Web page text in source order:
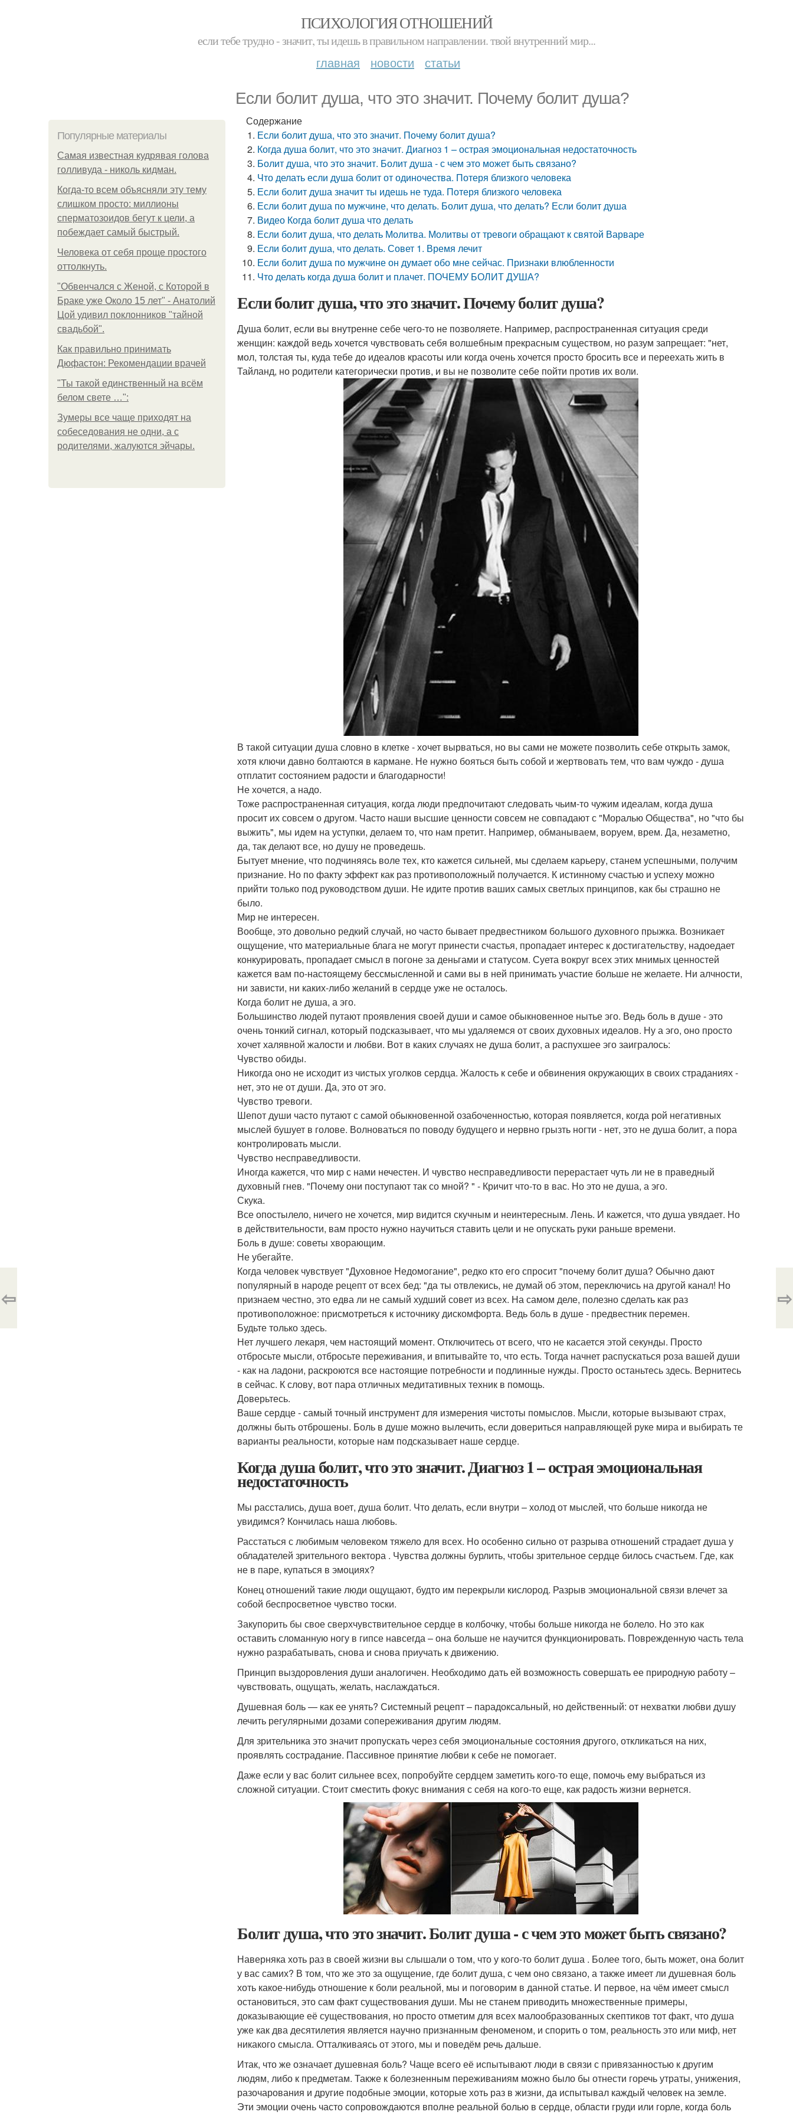
ПСИХОЛОГИЯ ОТНОШЕНИЙ
если тебе трудно - значит, ты идешь в правильном направлении. твой внутренний мир...
главная новости статьи
Если болит душа, что это значит. Почему болит душа?
Популярные материалы
Самая известная кудрявая голова
голливуда - николь кидман.
Когда-то всем объясняли эту тему
слишком просто: миллионы
сперматозоидов бегут к цели, а
побеждает самый быстрый.
Человека от себя проще простого
оттолкнуть.
"Обвенчался с Женой, с Которой в
Браке уже Около 15 лет" - Анатолий
Цой удивил поклонников "тайной
свадьбой".
Как правильно принимать
Дюфастон: Рекомендации врачей
"Ты такой единственный на всём
белом свете …":
Зумеры все чаще приходят на
собеседования не одни, а с
родителями, жалуются эйчары.
Содержание
Если болит душа, что это значит. Почему болит душа?
Когда душа болит, что это значит. Диагноз 1 – острая эмоциональная недостаточность
Болит душа, что это значит. Болит душа - с чем это может быть связано?
Что делать если душа болит от одиночества. Потеря близкого человека
Если болит душа значит ты идешь не туда. Потеря близкого человека
Если болит душа по мужчине, что делать. Болит душа, что делать? Если болит душа
Видео Когда болит душа что делать
Если болит душа, что делать Молитва. Молитвы от тревоги обращают к святой Варваре
Если болит душа, что делать. Совет 1. Время лечит
Если болит душа по мужчине он думает обо мне сейчас. Признаки влюбленности
Что делать когда душа болит и плачет. ПОЧЕМУ БОЛИТ ДУША?
Если болит душа, что это значит. Почему болит душа?
Душа болит, если вы внутренне себе чего-то не позволяете. Например, распространенная ситуация среди
женщин: каждой ведь хочется чувствовать себя волшебным прекрасным существом, но разум запрещает: "нет,
мол, толстая ты, куда тебе до идеалов красоты или когда очень хочется просто бросить все и переехать жить в
Тайланд, но родители категорически против, и вы не позволите себе пойти против их воли.
В такой ситуации душа словно в клетке - хочет вырваться, но вы сами не можете позволить себе открыть замок,
хотя ключи давно болтаются в кармане. Не нужно бояться быть собой и жертвовать тем, что вам чуждо - душа
отплатит состоянием радости и благодарности!
Не хочется, а надо.
Тоже распространенная ситуация, когда люди предпочитают следовать чьим-то чужим идеалам, когда душа
просит их совсем о другом. Часто наши высшие ценности совсем не совпадают с "Моралью Общества", но "что бы
выжить", мы идем на уступки, делаем то, что нам претит. Например, обманываем, воруем, врем. Да, незаметно,
да, так делают все, но душу не проведешь.
Бытует мнение, что подчиняясь воле тех, кто кажется сильней, мы сделаем карьеру, станем успешными, получим
признание. Но по факту эффект как раз противоположный получается. К истинному счастью и успеху можно
прийти только под руководством души. Не идите против ваших самых светлых принципов, как бы страшно не
было.
Мир не интересен.
Вообще, это довольно редкий случай, но часто бывает предвестником большого духовного прыжка. Возникает
ощущение, что материальные блага не могут принести счастья, пропадает интерес к достигательству, надоедает
конкурировать, пропадает смысл в погоне за деньгами и статусом. Суета вокруг всех этих мнимых ценностей
кажется вам по-настоящему бессмысленной и сами вы в ней принимать участие больше не желаете. Ни алчности,
ни зависти, ни каких-либо желаний в сердце уже не осталось.
Когда болит не душа, а эго.
Большинство людей путают проявления своей души и самое обыкновенное нытье эго. Ведь боль в душе - это
очень тонкий сигнал, который подсказывает, что мы удаляемся от своих духовных идеалов. Ну а эго, оно просто
хочет халявной жалости и любви. Вот в каких случаях не душа болит, а распухшее эго заигралось:
Чувство обиды.
Никогда оно не исходит из чистых уголков сердца. Жалость к себе и обвинения окружающих в своих страданиях -
нет, это не от души. Да, это от эго.
Чувство тревоги.
Шепот души часто путают с самой обыкновенной озабоченностью, которая появляется, когда рой негативных
мыслей бушует в голове. Волноваться по поводу будущего и нервно грызть ногти - нет, это не душа болит, а пора
контролировать мысли.
Чувство несправедливости.
Иногда кажется, что мир с нами нечестен. И чувство несправедливости перерастает чуть ли не в праведный
духовный гнев. "Почему они поступают так со мной? " - Кричит что-то в вас. Но это не душа, а эго.
Скука.
Все опостылело, ничего не хочется, мир видится скучным и неинтересным. Лень. И кажется, что душа увядает. Но
в действительности, вам просто нужно научиться ставить цели и не опускать руки раньше времени.
Боль в душе: советы хворающим.
Не убегайте.
Когда человек чувствует "Духовное Недомогание", редко кто его спросит "почему болит душа? Обычно дают
популярный в народе рецепт от всех бед: "да ты отвлекись, не думай об этом, переключись на другой канал! Но
признаем честно, это едва ли не самый худший совет из всех. На самом деле, полезно сделать как раз
противоположное: присмотреться к источнику дискомфорта. Ведь боль в душе - предвестник перемен.
Будьте только здесь.
Нет лучшего лекаря, чем настоящий момент. Отключитесь от всего, что не касается этой секунды. Просто
отбросьте мысли, отбросьте переживания, и впитывайте то, что есть. Тогда начнет распускаться роза вашей души
- как на ладони, раскроются все настоящие потребности и подлинные нужды. Просто останьтесь здесь. Вернитесь
в сейчас. К слову, вот пара отличных медитативных техник в помощь.
Доверьтесь.
Ваше сердце - самый точный инструмент для измерения чистоты помыслов. Мысли, которые вызывают страх,
должны быть отброшены. Боль в душе можно вылечить, если довериться направляющей руке мира и выбирать те
варианты реальности, которые нам подсказывает наше сердце.
Когда душа болит, что это значит. Диагноз 1 – острая эмоциональная
недостаточность
Мы расстались, душа воет, душа болит. Что делать, если внутри – холод от мыслей, что больше никогда не
увидимся? Кончилась наша любовь.
Расстаться с любимым человеком тяжело для всех. Но особенно сильно от разрыва отношений страдает душа у
обладателей зрительного вектора . Чувства должны бурлить, чтобы зрительное сердце билось счастьем. Где, как
не в паре, купаться в эмоциях?
Конец отношений такие люди ощущают, будто им перекрыли кислород. Разрыв эмоциональной связи влечет за
собой беспросветное чувство тоски.
Закупорить бы свое сверхчувствительное сердце в колбочку, чтобы больше никогда не болело. Но это как
оставить сломанную ногу в гипсе навсегда – она больше не научится функционировать. Поврежденную часть тела
нужно разрабатывать, снова и снова приучать к движению.
Принцип выздоровления души аналогичен. Необходимо дать ей возможность совершать ее природную работу –
чувствовать, ощущать, желать, наслаждаться.
Душевная боль — как ее унять? Системный рецепт – парадоксальный, но действенный: от нехватки любви душу
лечить регулярными дозами сопереживания другим людям.
Для зрительника это значит пропускать через себя эмоциональные состояния другого, откликаться на них,
проявлять сострадание. Пассивное принятие любви к себе не помогает.
Даже если у вас болит сильнее всех, попробуйте сердцем заметить кого-то еще, помочь ему выбраться из
сложной ситуации. Стоит сместить фокус внимания с себя на кого-то еще, как радость жизни вернется.
Болит душа, что это значит. Болит душа - с чем это может быть связано?
Наверняка хоть раз в своей жизни вы слышали о том, что у кого-то болит душа . Более того, быть может, она болит
у вас самих? В том, что же это за ощущение, где болит душа, с чем оно связано, а также имеет ли душевная боль
хоть какое-нибудь отношение к боли реальной, мы и поговорим в данной статье. И первое, на чём имеет смысл
остановиться, это сам факт существования души. Мы не станем приводить множественные примеры,
доказывающие её существования, но просто отметим для всех малообразованных скептиков тот факт, что душа
уже как два десятилетия является научно признанным феноменом, и спорить о том, реальность это или миф, нет
никакого смысла. Отталкиваясь от этого, мы и поведём речь дальше.
Итак, что же означает душевная боль? Чаще всего её испытывают люди в связи с привязанностью к другим
людям, либо к предметам. Также к болезненным переживаниям можно было бы отнести горечь утраты, унижения,
разочарования и другие подобные эмоции, которые хоть раз в жизни, да испытывал каждый человек на земле.
Эти эмоции очень часто сопровождаются вполне реальной болью в сердце, области груди или горле, когда боль
⇦ ⇨